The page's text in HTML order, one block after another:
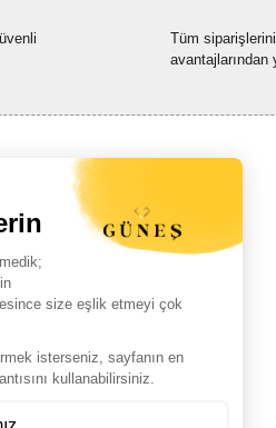
Tüm
avantajlarından